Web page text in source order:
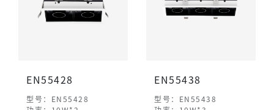
EN55428
型号：EN55428
EN55438
型号：EN55438